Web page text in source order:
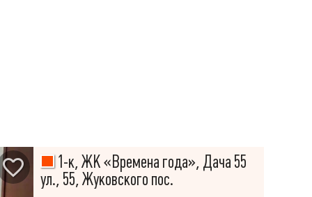
1-к, ЖК «Времена года», Дача 55
ул., 55, Жуковского пос.